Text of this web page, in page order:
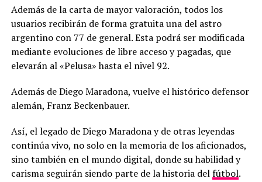
Además de la carta de mayor valoración, todos los
usuarios recibirán de forma gratuita una del astro
argentino con 77 de general. Esta podrá ser modificada
mediante evoluciones de libre acceso y pagadas, que
elevarán al «Pelusa» hasta el nivel 92.
Además de Diego Maradona, vuelve el histórico defensor
alemán, Franz Beckenbauer.
Así, el legado de Diego Maradona y de otras leyendas
continúa vivo, no solo en la memoria de los aficionados,
sino también en el mundo digital, donde su habilidad y
carisma seguirán siendo parte de la historia delfútbol.